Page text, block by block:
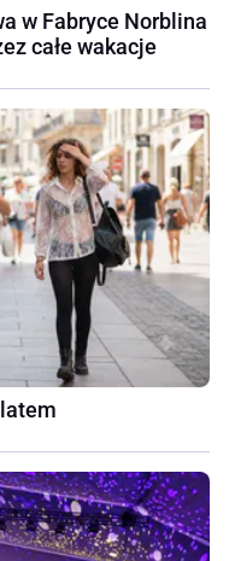
w Fabryce Norblina
całe wakacje